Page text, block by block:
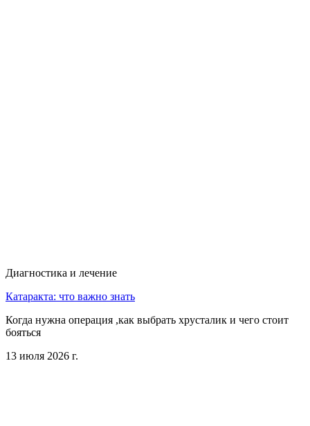
Диагностика и лечение
Катаракта: что важно знать
Когда нужна операция ,как выбрать хрусталик и чего стоит
бояться
13 июля 2026 г.